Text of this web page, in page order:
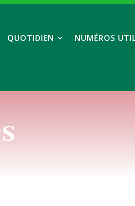
QUOTIDIEN NUMÉROS